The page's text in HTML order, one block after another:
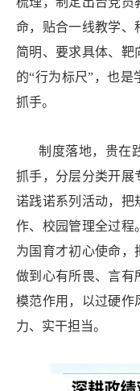
命，贴合一线教学、
简明、要求具体、靶
的“行为标尺”，也
抓手。
制度落地，贵在
抓手，分层分类开展
诺践诺系列活动，把
作、校园管理全过程
为国育才初心使命，
做到心有所畏、言有
模范作用，以过硬作
力、实干担当。